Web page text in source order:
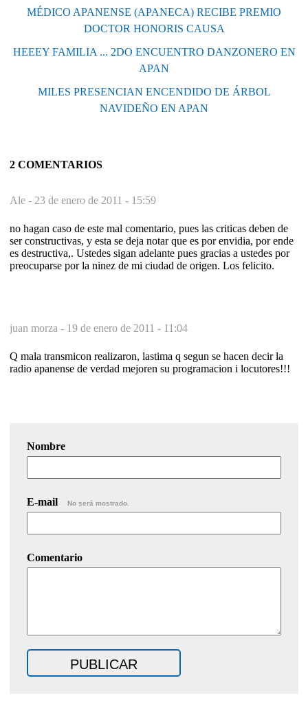
MÉDICO APANENSE (APANECA) RECIBE PREMIO
DOCTOR HONORIS CAUSA
HEEEY FAMILIA ... 2DO ENCUENTRO DANZONERO EN
APAN
MILES PRESENCIAN ENCENDIDO DE ÁRBOL
NAVIDEÑO EN APAN
2 COMENTARIOS
Ale - 23 de enero de 2011 - 15:59
no hagan caso de este mal comentario, pues las criticas deben de
ser constructivas, y esta se deja notar que es por envidia, por ende
es destructiva,. Ustedes sigan adelante pues gracias a ustedes por
preocuparse por la ninez de mi ciudad de origen. Los felicito.
juan morza - 19 de enero de 2011 - 11:04
Q mala transmicon realizaron, lastima q segun se hacen decir la
radio apanense de verdad mejoren su programacion i locutores!!!
Nombre
E-mail No será mostrado.
Comentario